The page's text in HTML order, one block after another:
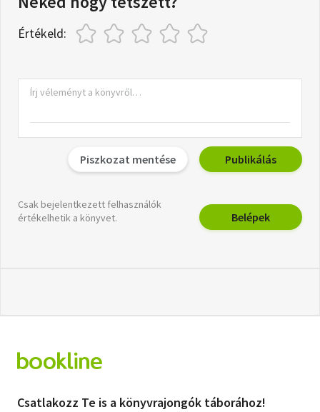
Értékeld:
Piszkozat mentése Publikálás
Csak bejelentkezett felhasználók
értékelhetik a könyvet.
Belépek
Csatlakozz Te is a könyvrajongók táborához!